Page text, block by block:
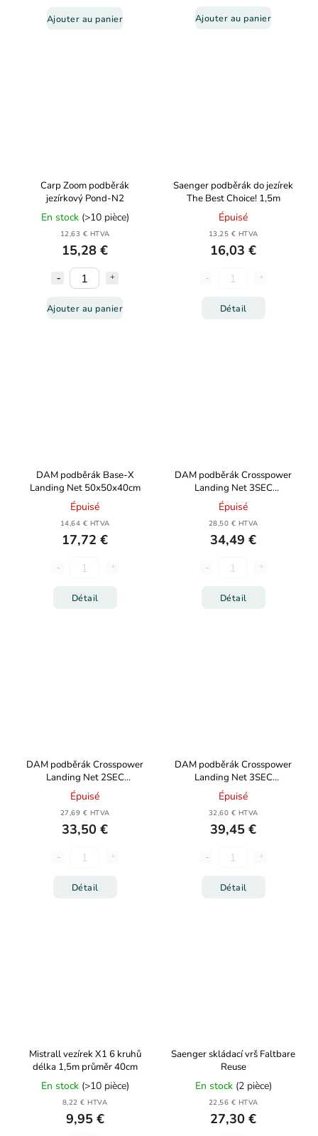
Ajouter au panier Ajouter au panier
Carp Zoom podběrák
jezírkový Pond-N2
En stock (>10 pièce)
12,63 € HTVA
15,28 €
Ajouter au panier
Saenger podběrák do jezírek
The Best Choice! 1,5m
Épuisé
13,25 € HTVA
16,03 €
Détail
DAM podběrák Base-X
Landing Net 50x50x40cm
Épuisé
14,64 € HTVA
17,72 €
Détail
DAM podběrák Crosspower
Landing Net 3SEC
60x60x50cm 260cm
Épuisé
28,50 € HTVA
34,49 €
Détail
DAM podběrák Crosspower
Landing Net 2SEC
60x60x50cm 260cm
Épuisé
27,69 € HTVA
33,50 €
Détail
DAM podběrák Crosspower
Landing Net 3SEC
60x60x50cm 310cm
Épuisé
32,60 € HTVA
39,45 €
Détail
Mistrall vezírek X1 6 kruhů
délka 1,5m průměr 40cm
En stock (>10 pièce)
8,22 € HTVA
9,95 €
Saenger skládací vrš Faltbare
Reuse
En stock (2 pièce)
22,56 € HTVA
27,30 €